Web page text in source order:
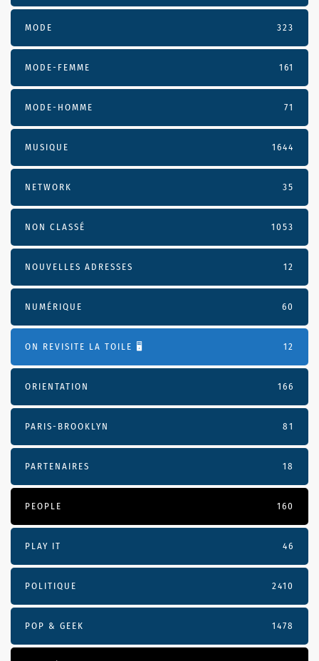
MODE 323
MODE-FEMME 161
MODE-HOMME 71
MUSIQUE 1644
NETWORK 35
NON CLASSÉ 1053
NOUVELLES ADRESSES 12
NUMÉRIQUE 60
ON REVISITE LA TOILE 🖥️ 12
ORIENTATION 166
PARIS-BROOKLYN 81
PARTENAIRES 18
PEOPLE 160
PLAY IT 46
POLITIQUE 2410
POP & GEEK 1478